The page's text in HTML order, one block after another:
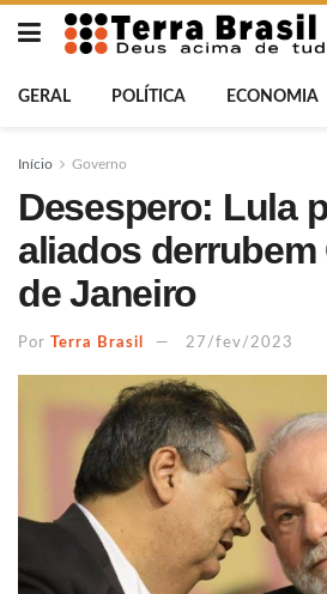
GERAL POLÍTICA ECONOMIA
Início Governo
Desespero: Lula
aliados derrubem
de Janeiro
Por Terra Brasil 27/fev/2023